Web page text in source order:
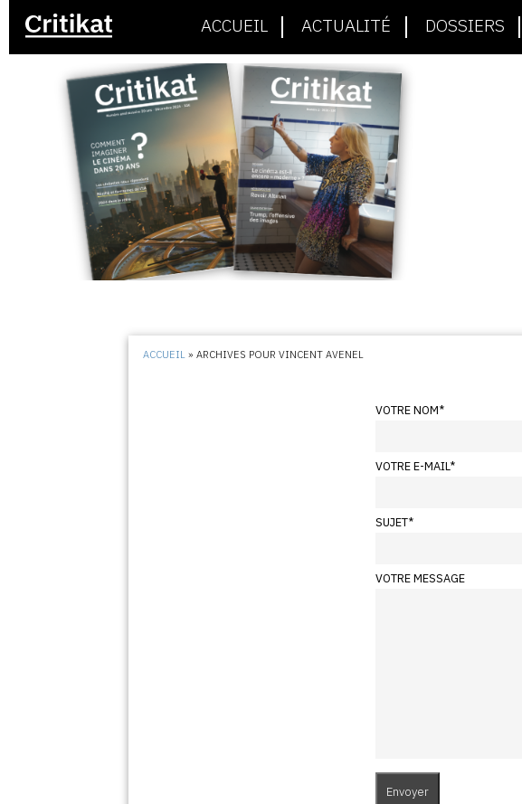
ACCUEIL ACTUALITÉ DOSSIERS
ACCUEIL »ARCHIVES POUR VINCENT AVENEL
VOTRE NOM*
VOTRE E-MAIL*
SUJET*
VOTRE MESSAGE